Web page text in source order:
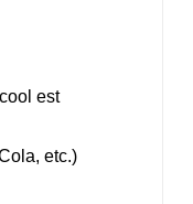
est
etc.)